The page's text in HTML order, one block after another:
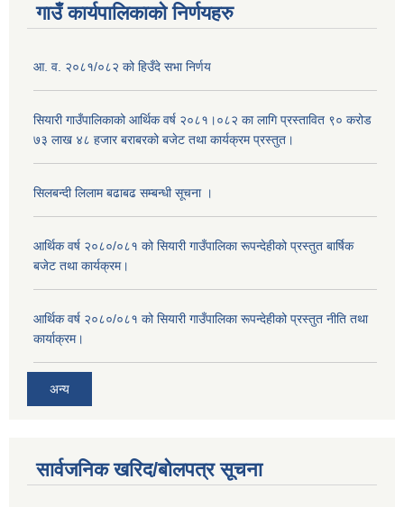
गाउँ कार्यपालिकाको निर्णयहरु
आ. व. २०८१/०८२ को हिउँदे सभा निर्णय
सियारी गाउँपालिकाको आर्थिक वर्ष २०८१।०८२ का लागि प्रस्तावित ९० करोड
७३ लाख ४८ हजार बराबरको बजेट तथा कार्यक्रम प्रस्तुत।
सिलबन्दी लिलाम बढाबढ सम्बन्धी सूचना ।
आर्थिक वर्ष २०८०/०८१ को सियारी गाउँपालिका रूपन्देहीको प्रस्तुत बार्षिक
बजेट तथा कार्यक्रम।
आर्थिक वर्ष २०८०/०८१ को सियारी गाउँपालिका रूपन्देहीको प्रस्तुत नीति तथा
कार्याक्रम।
अन्य
सार्वजनिक खरिद/बोलपत्र सूचना